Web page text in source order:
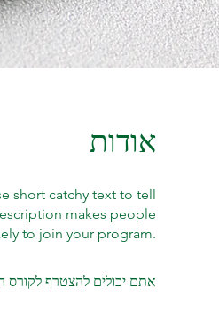
אודות
short catchy text to tell
makes people
to join your program.
אתם יכולים להצטרף לקורס